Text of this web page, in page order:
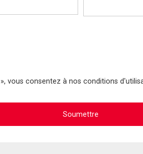
vous consentez à nos conditions